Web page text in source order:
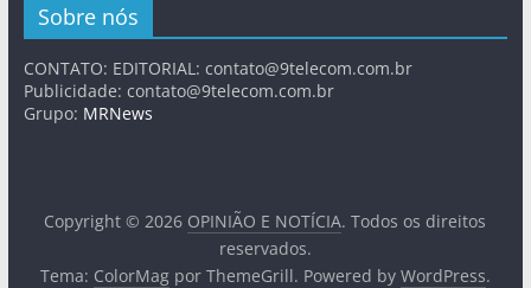
Sobre nós
CONTATO: EDITORIAL: contato@9telecom.com.br
Publicidade: contato@9telecom.com.br
Grupo: MRNews
Copyright © 2026 OPINIÃO E NOTÍCIA. Todos os direitos
reservados.
Tema: ColorMagpor ThemeGrill. Powered by WordPress.